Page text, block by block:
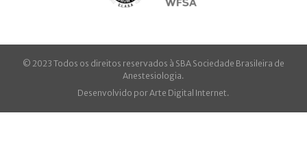
© 2023 Todos os direitos reservados à SBA Sociedade Brasileira de
Anestesiologia.
Desenvolvido por Arte Digital Internet.